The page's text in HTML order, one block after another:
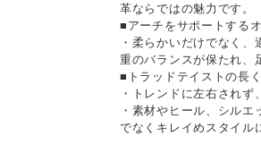
革ならではの魅力です。
■アーチをサポートする
・柔らかいだけでなく
重のバランスが保たれ、
■トラッドテイストの長
・トレンドに左右されず
・素材やヒール、シル
でなくキレイめスタイル